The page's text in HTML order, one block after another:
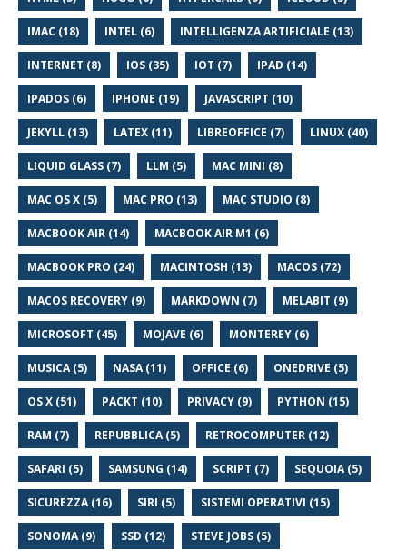
IMAC (18) INTEL (6) INTELLIGENZA ARTIFICIALE (13)
INTERNET (8) IOS (35) IOT (7) IPAD (14)
IPADOS (6) IPHONE (19) JAVASCRIPT (10)
JEKYLL (13) LATEX (11) LIBREOFFICE (7) LINUX (40)
LIQUID GLASS (7) LLM (5) MAC MINI (8)
MAC OS X (5) MAC PRO (13) MAC STUDIO (8)
MACBOOK AIR (14) MACBOOK AIR M1 (6)
MACBOOK PRO (24) MACINTOSH (13) MACOS (72)
MACOS RECOVERY (9) MARKDOWN (7) MELABIT (9)
MICROSOFT (45) MOJAVE (6) MONTEREY (6)
MUSICA (5) NASA (11) OFFICE (6) ONEDRIVE (5)
OS X (51) PACKT (10) PRIVACY (9) PYTHON (15)
RAM (7) REPUBBLICA (5) RETROCOMPUTER (12)
SAFARI (5) SAMSUNG (14) SCRIPT (7) SEQUOIA (5)
SICUREZZA (16) SIRI (5) SISTEMI OPERATIVI (15)
SONOMA (9) SSD (12) STEVE JOBS (5)